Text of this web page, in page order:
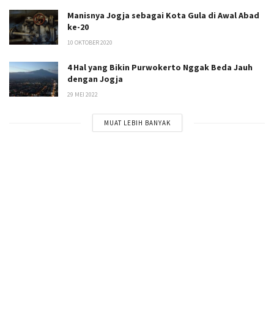
Manisnya Jogja sebagai Kota Gula di Awal Abad
ke-20
10 OKTOBER 2020
4 Hal yang Bikin Purwokerto Nggak Beda Jauh
dengan Jogja
29 MEI 2022
MUAT LEBIH BANYAK